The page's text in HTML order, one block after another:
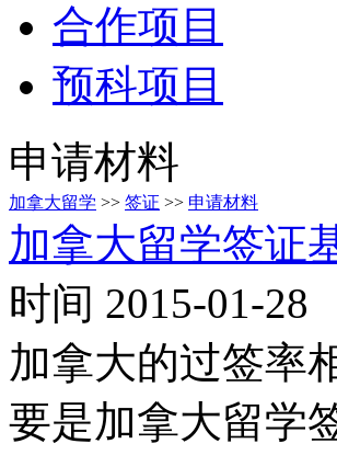
合作项目
预科项目
申请材料
加拿大留学 >> 签证 >> 申请材料
加拿大留学签证
时间 2015-01-28
加拿大的过签率
要是加拿大留学